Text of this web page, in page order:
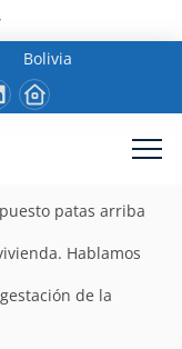
Bolivia
patas arriba
Hablamos
de la